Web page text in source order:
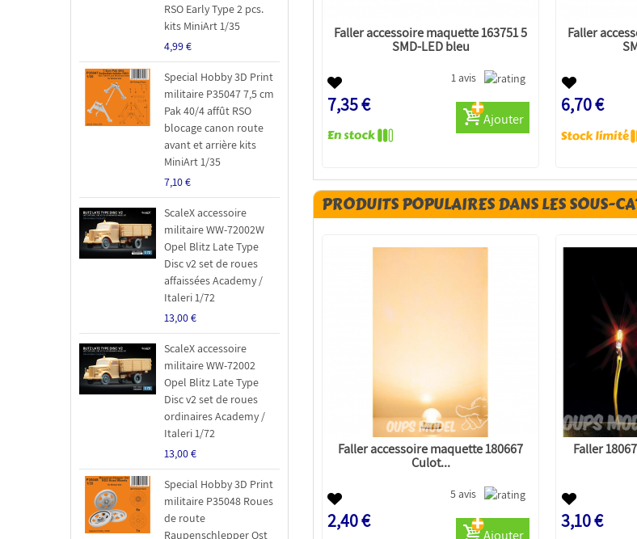
RSO Early Type 2 pcs.
kits MiniArt 1/35
4,99 €
Special Hobby 3D Print
militaire P35047 7,5 cm
Pak 40/4 affût RSO
blocage canon route
avant et arrière kits
MiniArt 1/35
7,10 €
ScaleX accessoire
militaire WW-72002W
Opel Blitz Late Type
Disc v2 set de roues
affaissées Academy /
Italeri 1/72
13,00 €
ScaleX accessoire
militaire WW-72002
Opel Blitz Late Type
Disc v2 set de roues
ordinaires Academy /
Italeri 1/72
13,00 €
Special Hobby 3D Print
militaire P35048 Roues
de route
Raupenschlepper Ost
Faller accessoire maquette 163751 5
SMD-LED bleu
1 avis
7,35 €
Ajouter
Faller
6,70 €
PRODUITS POPULAIRES DANS LES SOUS-
Faller accessoire maquette 180667
Culot...
5 avis
2,40 €
Ajouter
Faller
3,10 €